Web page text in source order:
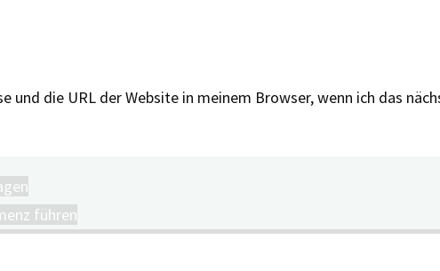
und die URL der Website in meinem Browser, wenn ich das
führen